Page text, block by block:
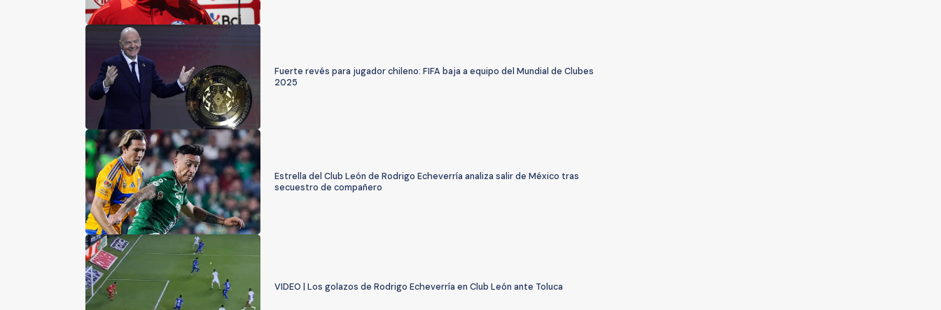
Fuerte revés para jugador chileno: FIFA baja a equipo del Mundial de Clubes
2025
Estrella del Club León de Rodrigo Echeverría analiza salir de México tras
secuestro de compañero
VIDEO | Los golazos de Rodrigo Echeverría en Club León ante Toluca